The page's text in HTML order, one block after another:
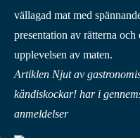
vällagad mat med
presentation av rätterna
upplevelsen av maten.
Artiklen Njut av
kändiskockar! har i
anmeldelser